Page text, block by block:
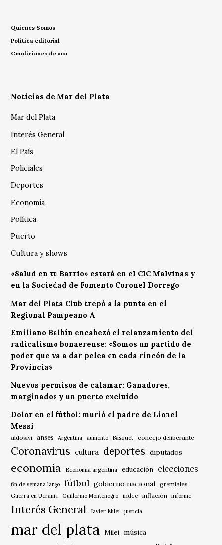
Quienes Somos
Política editorial
Condiciones de uso
Noticias de Mar del Plata
Mar del Plata
Interés General
El País
Policiales
Deportes
Economía
Política
Puerto
Cultura y shows
«Salud en tu Barrio» estará en el CIC Malvinas y
en la Sociedad de Fomento Coronel Dorrego
Mar del Plata Club trepó a la punta en el
Regional Pampeano A
Emiliano Balbín encabezó el relanzamiento del
radicalismo bonaerense: «Somos un partido de
poder que va a dar pelea en cada rincón de la
Provincia»
Nuevos permisos de calamar: Ganadores,
marginados y un puerto excluido
Dolor en el fútbol: murió el padre de Lionel
Messi
aldosivi anses Argentina aumento Básquet concejo deliberante
Coronavirus cultura deportes diputados
economía Economía argentina educación elecciones
fin de semana largo fútbol gobierno nacional gremiales
Guerra en Ucrania Guillermo Montenegro indec inflación informe
Interés General Javier Milei justicia
mar del plata Milei música